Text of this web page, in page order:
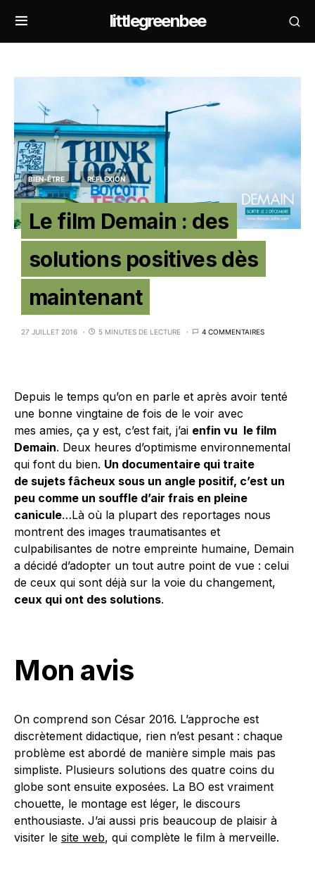
littlegreenbee
BIEN-ÊTRE RÉFLEXION
Le film Demain : des
solutions positives dès
maintenant
27 JUILLET 2016 5 MINUTES DE LECTURE 4 COMMENTAIRES
Depuis le temps qu’on en parle et après avoir tenté
une bonne vingtaine de fois de le voir avec
mes amies, ça y est, c’est fait, j’ai enfin vu le film
Demain. Deux heures d’optimisme environnemental
qui font du bien. Un documentaire qui traite
de sujets fâcheux sous un angle positif, c’est un
peu comme un souffle d’air frais en pleine
canicule…Là où la plupart des reportages nous
montrent des images traumatisantes et
culpabilisantes de notre empreinte humaine, Demain
a décidé d’adopter un tout autre point de vue : celui
de ceux qui sont déjà sur la voie du changement,
ceux qui ont des solutions.
Mon avis
On comprend son César 2016. L’approche est
discrètement didactique, rien n’est pesant : chaque
problème est abordé de manière simple mais pas
simpliste. Plusieurs solutions des quatre coins du
globe sont ensuite exposées. La BO est vraiment
chouette, le montage est léger, le discours
enthousiaste. J’ai aussi pris beaucoup de plaisir à
visiter le site web, qui complète le film à merveille.